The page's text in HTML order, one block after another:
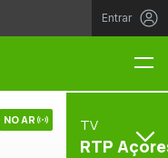
Entrar
NO AR TV
RTP